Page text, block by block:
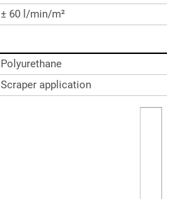
± 60 l/min/m²
Polyurethane
Scraper application